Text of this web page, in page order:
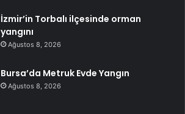
İzmir’in Torbalı ilçesinde orman
yangını
Ağustos 8, 2026
Bursa’da Metruk Evde Yangın
Ağustos 8, 2026